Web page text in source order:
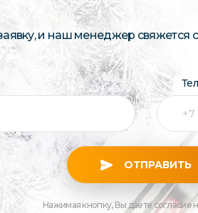
и наш менеджер
ОТПРАВИТЬ
Нажимая кнопку, Вы даете согласие